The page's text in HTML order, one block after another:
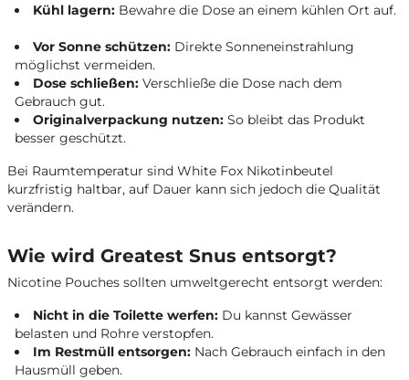
Kühl lagern: Bewahre die Dose an einem kühlen Ort auf.
Vor Sonne schützen: Direkte Sonneneinstrahlung
möglichst vermeiden.
Dose schließen: Verschließe die Dose nach dem
Gebrauch gut.
Originalverpackung nutzen: So bleibt das Produkt
besser geschützt.
Bei Raumtemperatur sind White Fox Nikotinbeutel
kurzfristig haltbar, auf Dauer kann sich jedoch die Qualität
verändern.
Wie wird Greatest Snus entsorgt?
Nicotine Pouches sollten umweltgerecht entsorgt werden:
Nicht in die Toilette werfen: Du kannst Gewässer
belasten und Rohre verstopfen.
Im Restmüll entsorgen: Nach Gebrauch einfach in den
Hausmüll geben.